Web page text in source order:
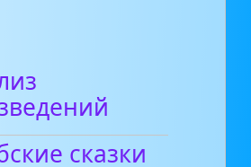
сказки